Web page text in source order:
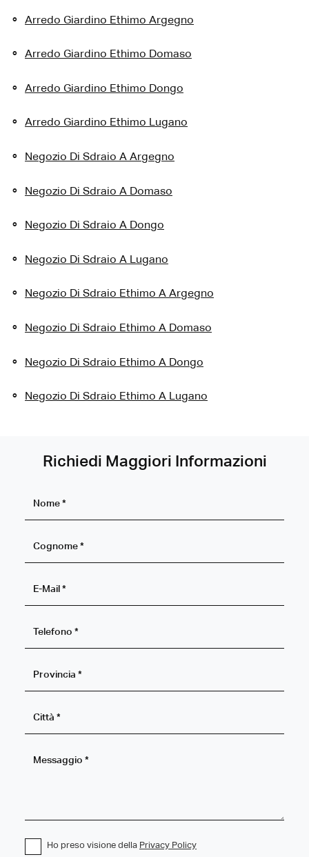
Arredo Giardino Ethimo Argegno
Arredo Giardino Ethimo Domaso
Arredo Giardino Ethimo Dongo
Arredo Giardino Ethimo Lugano
Negozio Di Sdraio A Argegno
Negozio Di Sdraio A Domaso
Negozio Di Sdraio A Dongo
Negozio Di Sdraio A Lugano
Negozio Di Sdraio Ethimo A Argegno
Negozio Di Sdraio Ethimo A Domaso
Negozio Di Sdraio Ethimo A Dongo
Negozio Di Sdraio Ethimo A Lugano
Richiedi Maggiori Informazioni
Ho preso visione della Privacy Policy